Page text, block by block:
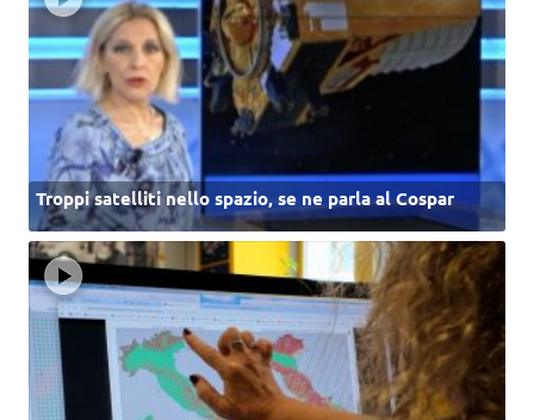
Troppi satelliti nello spazio, se ne parla al Cospar